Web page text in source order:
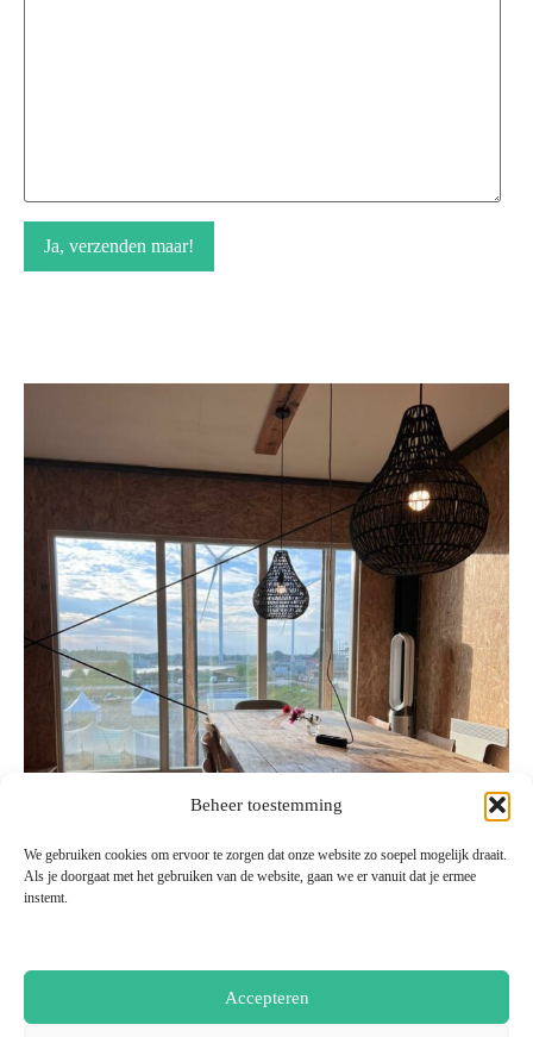
Beheer toestemming
We gebruiken cookies om ervoor te zorgen dat onze website zo soepel mogelijk draait.
Als je doorgaat met het gebruiken van de website, gaan we er vanuit dat je ermee
instemt.
Accepteren